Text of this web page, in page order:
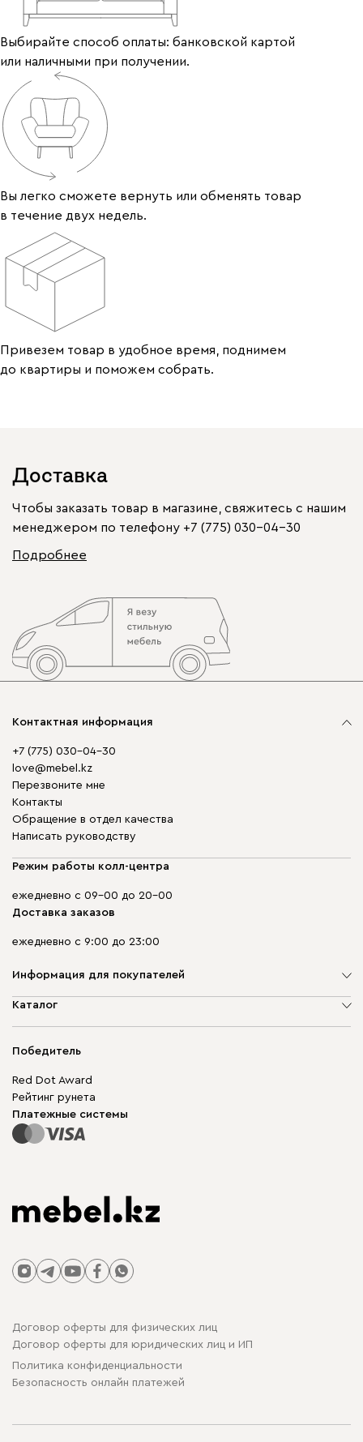
Выбирайте способ оплаты: банковской картой
или наличными при получении.
Вы легко сможете вернуть или обменять товар
в течение двух недель.
Привезем товар в удобное время, поднимем
до квартиры и поможем собрать.
Доставка
Чтобы заказать товар в магазине, свяжитесь с нашим
менеджером по телефону +7 (775) 030-04-30
Подробнее
Контактная информация
+7 (775) 030-04-30
love@mebel.kz
Перезвоните мне
Контакты
Обращение в отдел качества
Написать руководству
Режим работы колл-центра
ежедневно с 09-00 до 20-00
Доставка заказов
ежедневно с 9:00 до 23:00
Информация для покупателей
О компании
Гарантия
Для бизнеса
Карта сайта
Каталог
Корпусная мебель
Модульная мебель
Столы и стулья
Победитель
Red Dot Award
Рейтинг рунета
Платежные системы
Договор оферты для физических лиц
Договор оферты для юридических лиц и ИП
Политика конфиденциальности
Безопасность онлайн платежей